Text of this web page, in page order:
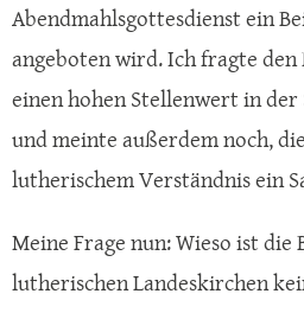
Abendmahlsgottesdienst ein
angeboten wird. Ich fragte
einen hohen Stellenwert in der
und meinte außerdem noch,
lutherischem Verständnis ein
Meine Frage nun: Wieso ist die
lutherischen Landeskirchen